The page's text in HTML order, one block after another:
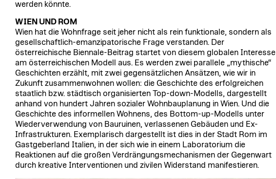
werden könnte.
WIEN UND ROM
Wien hat die Wohnfrage seit jeher nicht als rein funktionale, sondern als
gesellschaftlich-emanzipatorische Frage verstanden. Der
österreichische Biennale-Beitrag startet von diesem globalen Interesse
am österreichischen Modell aus. Es werden zwei parallele „mythische“
Geschichten erzählt, mit zwei gegensätzlichen Ansätzen, wie wir in
Zukunft zusammenwohnen wollen: die Geschichte des erfolgreichen
staatlich bzw. städtisch organisierten Top-down-Modells, dargestellt
anhand von hundert Jahren sozialer Wohnbauplanung in Wien. Und die
Geschichte des informellen Wohnens, des Bottom-up-Modells unter
Wiederverwendung von Bauruinen, verlassenen Gebäuden und Ex-
Infrastrukturen. Exemplarisch dargestellt ist dies in der Stadt Rom im
Gastgeberland Italien, in der sich wie in einem Laboratorium die
Reaktionen auf die großen Verdrängungsmechanismen der Gegenwart
durch kreative Interventionen und zivilen Widerstand manifestieren.